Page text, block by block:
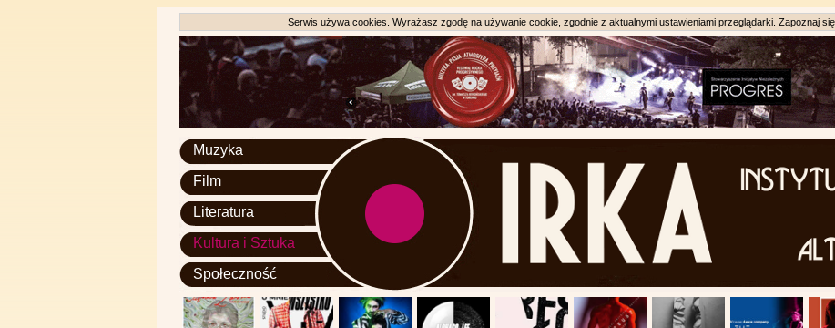
Serwis używa cookies. Wyrażasz zgodę na używanie cookie, zgodnie z aktualnymi ustawieniami przeglądarki. Zapoznaj
Muzyka
Film
Literatura
Kultura i Sztuka
Społeczność